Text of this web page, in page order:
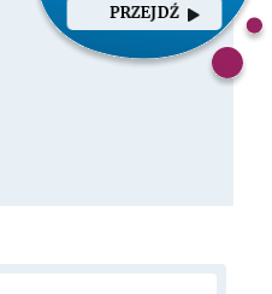
PRZEJDŹ